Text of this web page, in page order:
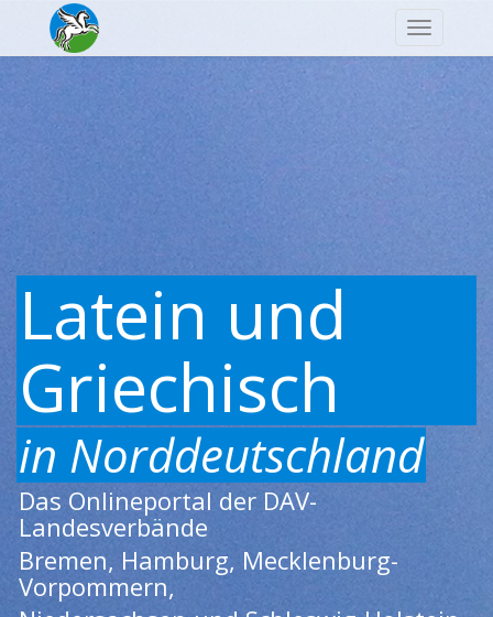
Latein und
Griechisch
in Norddeutschland
Das Onlineportal der DAV-
Landesverbände
Bremen, Hamburg, Mecklenburg-
Vorpommern,